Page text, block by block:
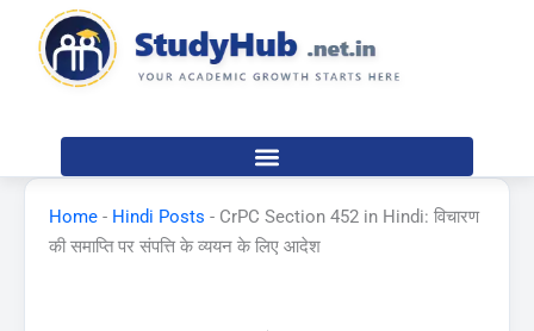
content
Home - Hindi Posts - CrPC Section 452 in Hindi: विचारण
की समाप्ति पर संपत्ति के व्ययन के लिए आदेश